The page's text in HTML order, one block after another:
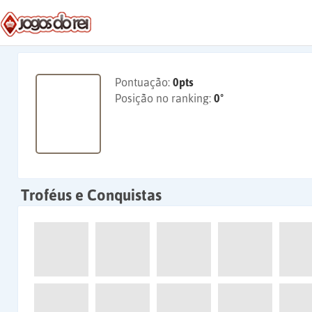
Pontuação: 0pts
Posição no ranking: 0º
Troféus e Conquistas